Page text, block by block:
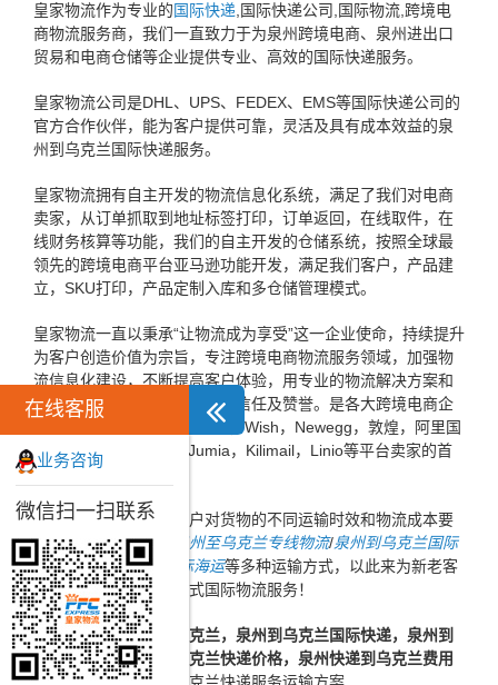
皇家物流作为专业的国际快递 ,国际快递公司,国际物流,跨境电
商物流服务商，我们一直致力于为泉州跨境电商、泉州进出口
贸易和电商仓储等企业提供专业、高效的国际快递服务。
皇家物流公司是DHL、UPS、FEDEX、EMS等国际快递公司的
官方合作伙伴，能为客户提供可靠，灵活及具有成本效益的泉
州到乌克兰国际快递服务。
皇家物流拥有自主开发的物流信息化系统，满足了我们对电商
卖家，从订单抓取到地址标签打印，订单返回，在线取件，在
线财务核算等功能，我们的自主开发的仓储系统，按照全球最
领先的跨境电商平台亚马逊功能开发，满足我们客户，产品建
立，SKU打印，产品定制入库和多仓储管理模式。
皇家物流一直以秉承“让物流成为享受”这一企业使命，持续提升
为客户创造价值为宗旨，专注跨境电商物流服务领域，加强物
流信息化建设，不断提高客户体验，用专业的物流解决方案和
高效的服务赢得了广大客户的信任及赞誉。是各大跨境电商企
业，ebay，速卖通，Lazada，Wish，Newegg，敦煌，阿里国
际，亚马逊，Konga，Jumia，Kilimail，Linio等平台卖家的首
选跨境电商物流企业。
同时，为了方便广大客户对货物的不同运输时效和物流成本要
求，皇家物流特推出
泉州至乌克兰专线物流/泉州到乌克兰国际
空运/泉州到乌克兰国际海运等多种运输方式，以此来为新老客
户提供更加完善的一站式国际物流服务！
皇家优质泉州快递到乌克兰，泉州到乌克兰国际快递，泉州到
乌克兰快递，泉州到乌克兰快递价格，泉州快递到乌克兰费用
在线客服
业务咨询
微信扫一扫联系